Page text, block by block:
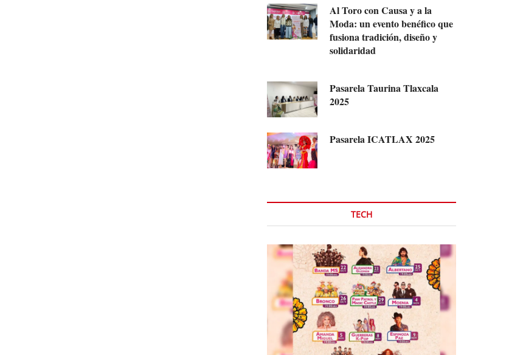
Al Toro con Causa y a la
Moda: un evento benéfico que
fusiona tradición, diseño y
solidaridad
Pasarela Taurina Tlaxcala
2025
Pasarela ICATLAX 2025
TECH